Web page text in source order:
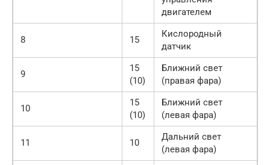
двигателем
8 15
Кислородный
датчик
9
15
(10)
Ближний свет
(правая фара)
10
15
(10)
Ближний свет
(левая фара)
11 10
Дальний свет
(левая фара)